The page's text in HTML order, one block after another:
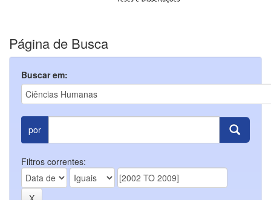
Página de Busca
Buscar em:
por
Filtros correntes: